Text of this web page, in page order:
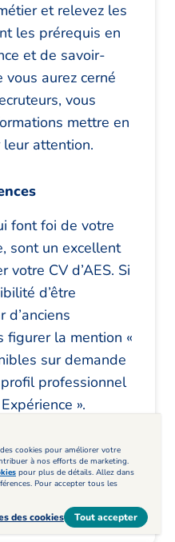
et relevez les
les prérequis en
et de savoir-
aurez cerné
vous
mettre en
attention.
font foi de votre
sont un excellent
votre CV d’AES. Si
d’être
d’anciens
figurer la mention «
sur demande
professionnel
».
liste des
que vous
le cas
cookies pour améliorer votre
à nos efforts de marketing.
pour plus de détails. Allez dans
Pour accepter tous les
Tout accepter
des cookies